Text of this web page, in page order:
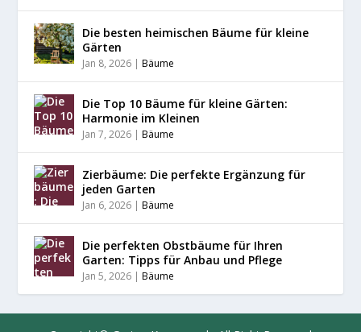
Die besten heimischen Bäume für kleine
Gärten
Jan 8, 2026 |Bäume
Die Top 10 Bäume für kleine Gärten:
Harmonie im Kleinen
Jan 7, 2026 |Bäume
Zierbäume: Die perfekte Ergänzung für
jeden Garten
Jan 6, 2026 |Bäume
Die perfekten Obstbäume für Ihren
Garten: Tipps für Anbau und Pflege
Jan 5, 2026 |Bäume